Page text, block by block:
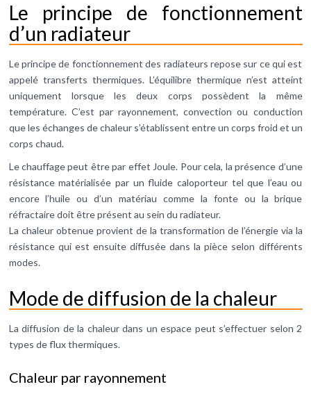
Le principe de fonctionnement
d’un radiateur
Le principe de fonctionnement des radiateurs repose sur ce qui est
appelé transferts thermiques. L’équilibre thermique n’est atteint
uniquement lorsque les deux corps possèdent la même
température. C’est par rayonnement, convection ou conduction
que les échanges de chaleur s’établissent entre un corps froid et un
corps chaud.
Le chauffage peut être par effet Joule. Pour cela, la présence d’une
résistance matérialisée par un fluide caloporteur tel que l’eau ou
encore l’huile ou d’un matériau comme la fonte ou la brique
réfractaire doit être présent au sein du radiateur.
La chaleur obtenue provient de la transformation de l’énergie via la
résistance qui est ensuite diffusée dans la pièce selon différents
modes.
Mode de diffusion de la chaleur
La diffusion de la chaleur dans un espace peut s’effectuer selon 2
types de flux thermiques.
Chaleur par rayonnement